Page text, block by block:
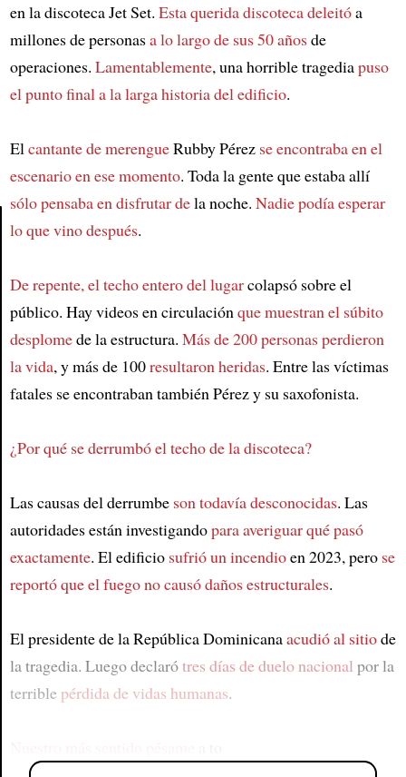
en la discoteca Jet Set. Esta querida discoteca deleitóa
millones de personasa lo largo de sus 50 añosde
operaciones. Lamentablemente, una horrible tragediapuso
el punto final a la larga historia del edificio.
Elcantante de merengueRubby Pérez se encontraba en el
escenario en ese momento. Toda la gente que estaba allí
sólo pensaba en disfrutar dela noche. Nadie podía esperar
lo que vino después.
De repente, el techo entero del lugarcolapsó sobre el
público. Hay videos en circulaciónque muestran el súbito
desplomede la estructura. Más de 200 personas perdieron
la vida, y más de 100resultaron heridas. Entre las víctimas
fatales se encontraban también Pérez y su saxofonista.
¿Por qué se derrumbó el techo de la discoteca?
Las causas del derrumbe son todavía desconocidas. Las
autoridades están investigandopara averiguar qué pasó
exactamente. El edificio sufrió un incendioen 2023, pero se
reportó que el fuego no causó daños estructurales.
El presidente de la República Dominicanaacudió al sitiode
la tragedia. Luego declarótres días de duelo nacional por la
terrible pérdida de vidas humanas.